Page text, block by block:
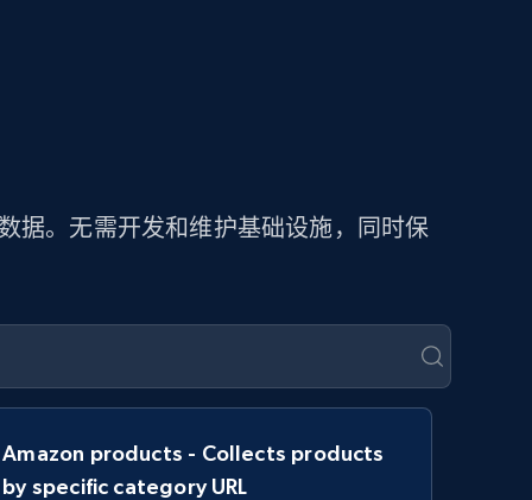
据。无需开发和维护基础设施，同时保
Amazon products - Collects products
by specific category URL